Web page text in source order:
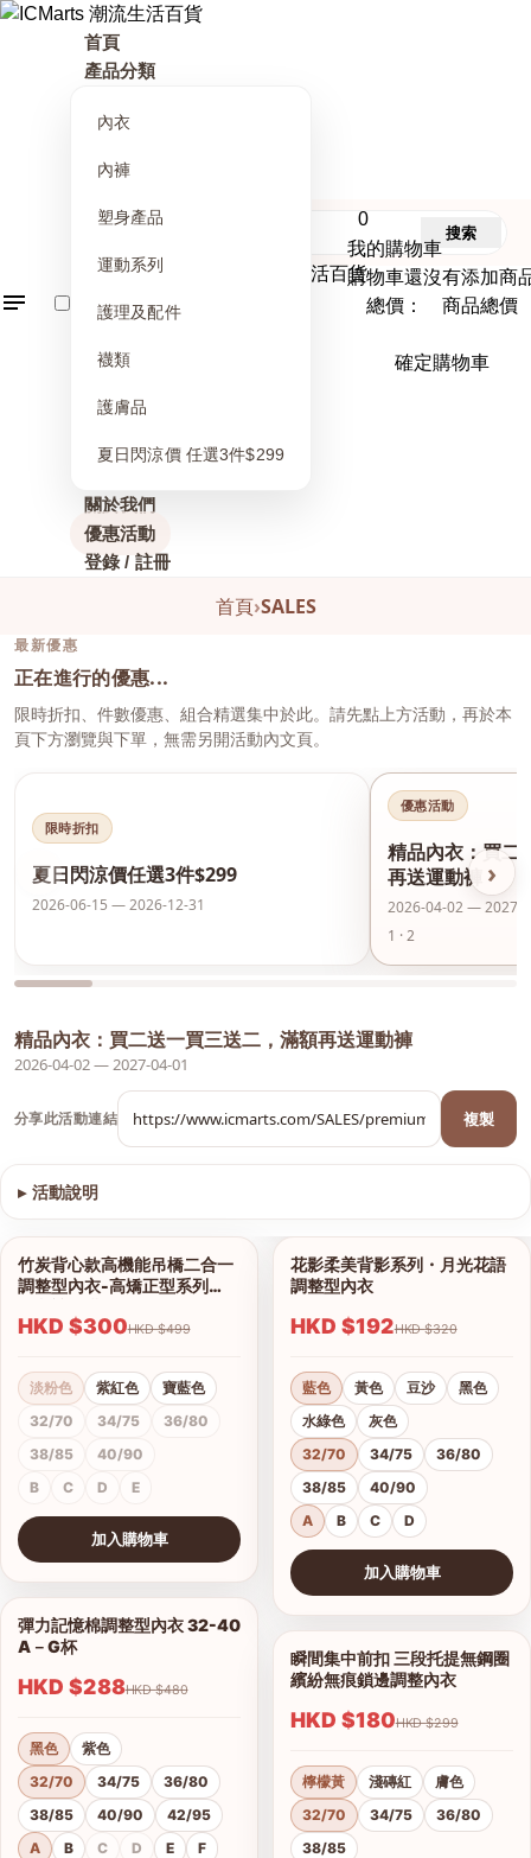
首頁
產品分類
內衣
內褲
塑身產品
運動系列
護理及配件
襪類
護膚品
夏日閃涼價 任選3件$299
關於我們
優惠活動
登錄 / 註冊
0
我的購物車
購物車還沒有添加商
總價： 商品總價
確定購物車
搜索
首頁›SALES
最新優惠
正在進行的優惠...
限時折扣、件數優惠、組合精選集中於此。請先點上方活動，再於本
頁下方瀏覽與下單，無需另開活動內文頁。
‹ ›
限時折扣
夏日閃涼價任選3件$299
2026-06-15 — 2026-12-31
優惠活動
精品內衣：買二
再送運動褲
2026-04-02 — 2027-
1 · 2
精品內衣：買二送一買三送二，滿額再送運動褲
2026-04-02 — 2027-04-01
分享此活動連結 複製
▸ 活動說明
1/13
查看圖片
竹炭背心款高機能吊橋二合一
調整型內衣-高矯正型系列
HKD $300 HKD $499
淡粉色 紫紅色
寶藍色
32/70
34/75
36/80
38/85
40/90
B
C D E
加入購物車
1/18
查看圖片
彈力記憶棉調整型內衣 32-40
A－G杯
HKD $288 HKD $480
黑色
紫色
32/70
34/75
36/80
38/85
40/90
42/95
A
B C D E
F
1/18
花影柔美背影系列・月光花語
調整型內衣
HKD $192 HKD $320
藍色 黃色 豆沙
黑色
水綠色
灰色
32/70
34/75
36/80
38/85
40/90
A
B C D
加入購物車
1/9
查看圖片
瞬間集中前扣 三段托提無鋼圈
繽紛無痕鎖邊調整內衣
HKD $180 HKD $299
檸檬黃 淺磚紅
膚色
32/70
34/75
36/80
38/85